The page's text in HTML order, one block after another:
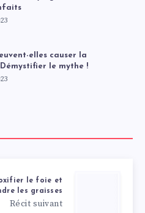
elles causer la
le mythe !
le foie et
les graisses
Récit suivant